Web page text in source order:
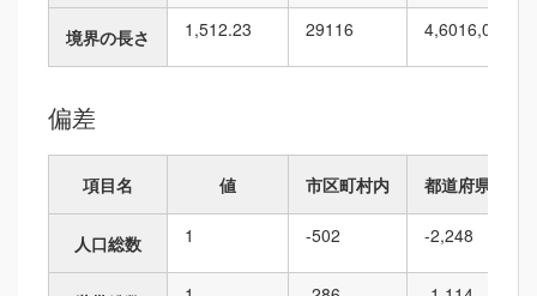
境界の長さ 1,512.23 29116 4,6016,010
偏差
項目名 値 市区町村内 都道府県内
人口総数 1 -502 -2,248